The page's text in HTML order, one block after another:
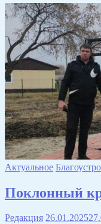
Актуальное
Поклонный
Редакция 26.01.2025